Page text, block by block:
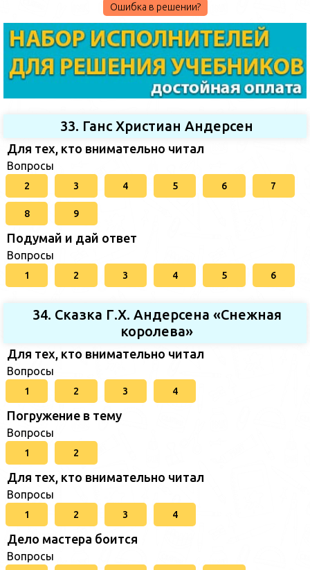
Ошибка в решении?
33. Ганс Христиан Андерсен
Для тех, кто внимательно читал
Вопросы
2 3 4 5 6 7
8 9
Подумай и дай ответ
Вопросы
1 2 3 4 5 6
34. Сказка Г.Х. Андерсена «Снежная
королева»
Для тех, кто внимательно читал
Вопросы
1 2 3 4
Погружение в тему
Вопросы
1 2
Для тех, кто внимательно читал
Вопросы
1 2 3 4
Дело мастера боится
Вопросы